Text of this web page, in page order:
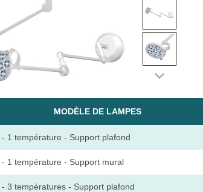
MODÈLE DE LAMPES
1 température - Support plafond
1 température - Support mural
3 températures - Support plafond